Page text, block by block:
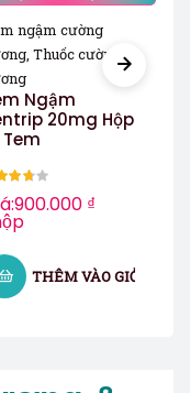
ngậm cường
Thuốc cường
Ngậm
20mg Hộp
Tem
hạng900.000 ₫
THÊM VÀO GIỎ HÀNG